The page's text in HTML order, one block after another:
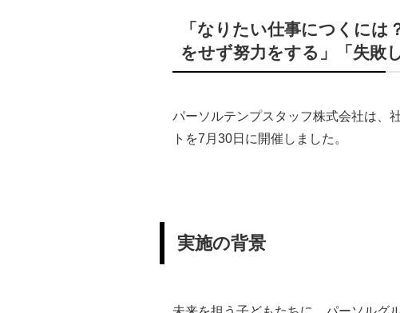
「なりたい仕事につくに
をせず努力をする」「失敗
パーソルテンプスタッフ株式会社は、
トを7月30日に開催しました。
実施の背景